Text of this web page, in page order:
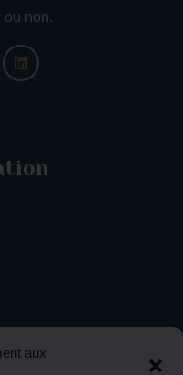
aux
ou non.